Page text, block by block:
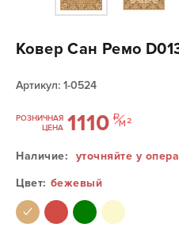
Ковер Сан Ремо
Артикул: 1-0524
РОЗНИЧНАЯ
ЦЕНА 1110
Наличие: уточняйте у
Цвет: бежевый